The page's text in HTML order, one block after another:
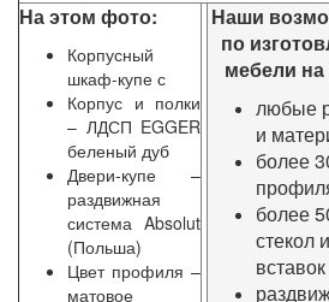
На этом фото:
Корпусный
шкаф-купе с
Корпус и полки
– ЛДСП EGGER
беленый дуб
Двери-купе –
раздвижная
система Absolut
(Польша)
Цвет профиля –
матовое
Наши
по
мебели на
любые
и
более
более
стекол и
вставок